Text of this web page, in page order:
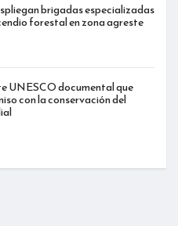
brigadas especializadas
forestal en zona agreste
UNESCO documental que
con la conservación del